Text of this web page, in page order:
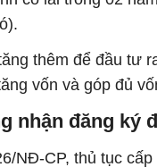
thêm để đầu tư
vốn và góp đủ
nhận đăng ký
NĐ-CP, thủ tục